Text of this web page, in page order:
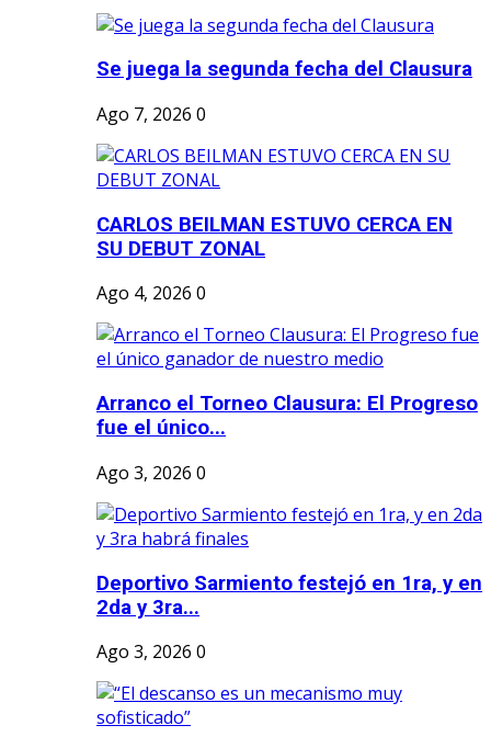
Se juega la segunda fecha del Clausura
Ago 7, 2026 0
CARLOS BEILMAN ESTUVO CERCA EN
SU DEBUT ZONAL
Ago 4, 2026 0
Arranco el Torneo Clausura: El Progreso
fue el único...
Ago 3, 2026 0
Deportivo Sarmiento festejó en 1ra, y en
2da y 3ra...
Ago 3, 2026 0